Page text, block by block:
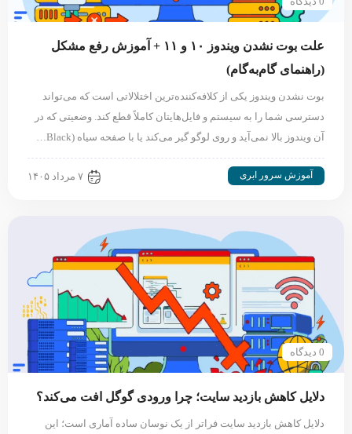
علت بوت نشدن ویندوز ۱۰ و ۱۱ + آموزش رفع مشکل
(راهنمای گام‌به‌گام)
بوت نشدن ویندوز یکی از کلافه‌کننده‌ترین اختلالاتی است که می‌تواند
دسترسی شما را به سیستم و فایل‌هایتان کاملاً قطع کند. وضعیتی که در
آن ویندوز بالا نمی‌آید و روی لوگو گیر می‌کند یا با صفحه سیاه (Black…
آموزش سرور ابری ۷ مرداد ۱۴۰۵
0 دیدگاه
دلایل کاهش بازدید سایت؛ چرا ورودی گوگل افت می‌کند؟
دلایل کاهش بازدید سایت فراتر از یک نوسان ساده آماری است؛ این